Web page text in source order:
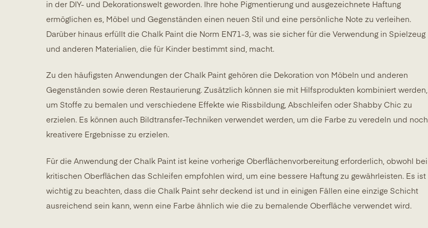
in der DIY- und Dekorationswelt geworden. Ihre hohe Pigmentierung und ausgezeichnete Haftung
ermöglichen es, Möbel und Gegenständen einen neuen Stil und eine persönliche Note zu verleihen.
Darüber hinaus erfüllt die Chalk Paint die Norm EN71-3, was sie sicher für die Verwendung in Spielzeug
und anderen Materialien, die für Kinder bestimmt sind, macht.
Zu den häufigsten Anwendungen der Chalk Paint gehören die Dekoration von Möbeln und anderen
Gegenständen sowie deren Restaurierung. Zusätzlich können sie mit Hilfsprodukten kombiniert werden,
um Stoffe zu bemalen und verschiedene Effekte wie Rissbildung, Abschleifen oder Shabby Chic zu
erzielen. Es können auch Bildtransfer-Techniken verwendet werden, um die Farbe zu veredeln und noch
kreativere Ergebnisse zu erzielen.
Für die Anwendung der Chalk Paint ist keine vorherige Oberflächenvorbereitung erforderlich, obwohl bei
kritischen Oberflächen das Schleifen empfohlen wird, um eine bessere Haftung zu gewährleisten. Es ist
wichtig zu beachten, dass die Chalk Paint sehr deckend ist und in einigen Fällen eine einzige Schicht
ausreichend sein kann, wenn eine Farbe ähnlich wie die zu bemalende Oberfläche verwendet wird.